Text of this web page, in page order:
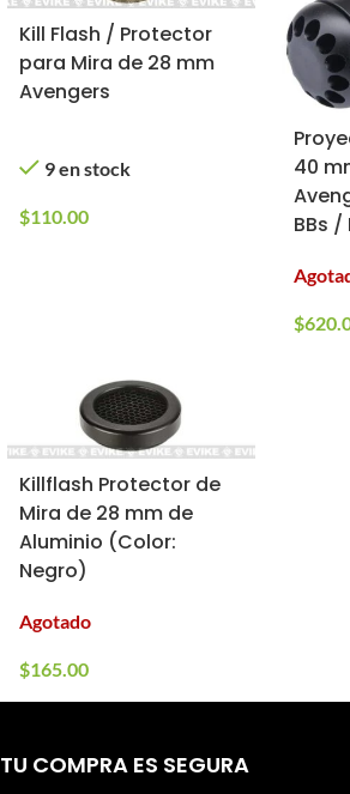
Kill Flash / Protector
para Mira de 28 mm
Avengers
9 en stock
$110.00
40
BBs
$
Killflash Protector de
Mira de 28 mm de
Aluminio (Color:
Negro)
Agotado
$165.00
TU COMPRA ES SEGURA